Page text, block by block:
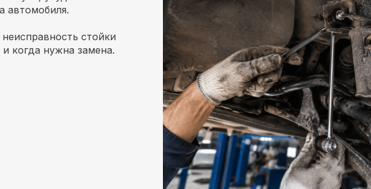
автомобиля.
стойки
когда нужна замена.